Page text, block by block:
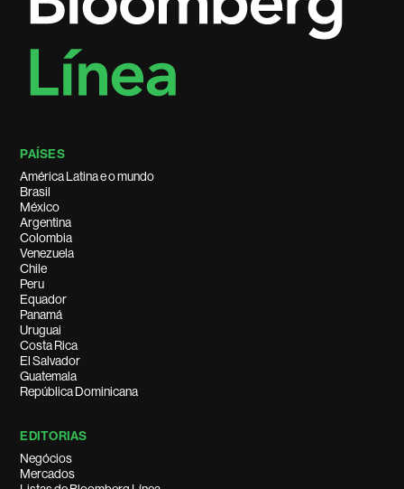
PAÍSES
América Latina e o mundo
Brasil
México
Argentina
Colombia
Venezuela
Chile
Peru
Equador
Panamá
Uruguai
Costa Rica
El Salvador
Guatemala
República Dominicana
EDITORIAS
Negócios
Mercados